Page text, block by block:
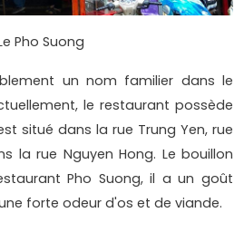
Pho Suong
un nom familier dans le
le restaurant possède
situé dans la rue Trung Yen, rue
la rue Nguyen Hong. Le bouillon
Pho Suong, il a un goût
forte odeur d'os et de viande.